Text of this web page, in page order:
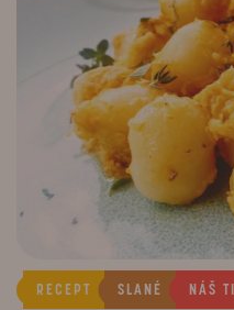
RECEPT SLANÉ NÁŠ